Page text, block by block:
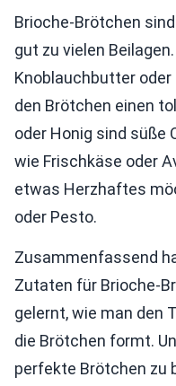
Brioche-Brötchen
gut zu vielen
Knoblauchbutter
den Brötchen einen
oder Honig sind süße
wie Frischkäse oder
etwas Herzhaftes
oder Pesto.
Zusammenfassend
Zutaten für Brioche-
gelernt, wie man den
die Brötchen formt.
perfekte Brötchen zu